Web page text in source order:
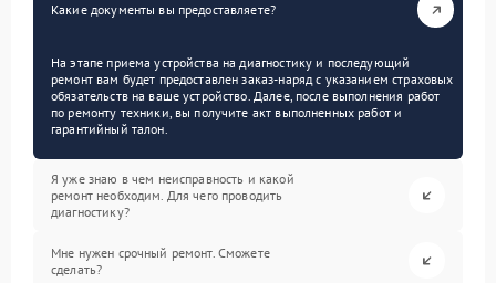
Какие документы вы предоставляете?
На этапе приема устройства на диагностику и последующий
ремонт вам будет предоставлен заказ-наряд с указанием страховых
обязательств на ваше устройство. Далее, после выполнения работ
по ремонту техники, вы получите акт выполненных работ и
гарантийный талон.
Я уже знаю в чем неисправность и какой
ремонт необходим. Для чего проводить
диагностику?
Мне нужен срочный ремонт. Сможете
сделать?